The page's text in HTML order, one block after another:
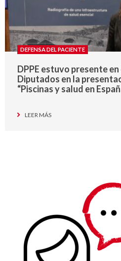
DEFENSA DEL PACIENTE
DPPE estuvo presente
Diputados en la
“Piscinas y salud en
LEER MÁS